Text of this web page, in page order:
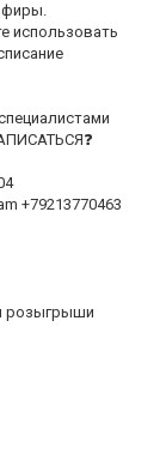
использовать
+79213770463
розыгрыши